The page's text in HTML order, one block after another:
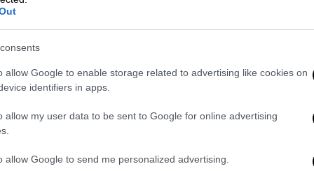
allow Google to enable storage related to advertising like cookies on
identifiers in apps.
allow my user data to be sent to Google for online advertising
allow Google to send me personalized advertising.